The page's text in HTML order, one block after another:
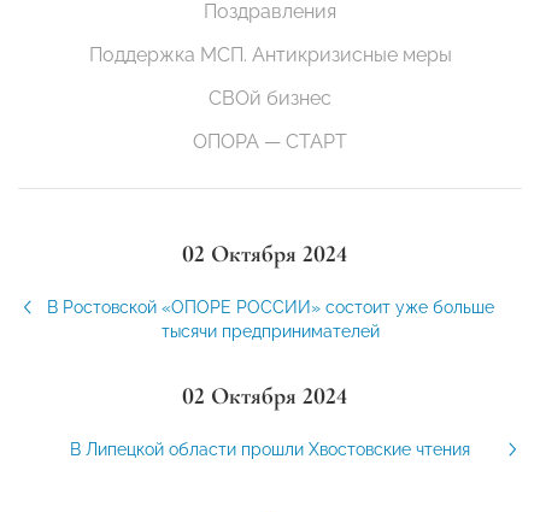
Поздравления
Поддержка МСП. Антикризисные меры
СВОй бизнес
ОПОРА — СТАРТ
02 Октября 2024
В Ростовской «ОПОРЕ РОССИИ» состоит уже больше
тысячи предпринимателей
02 Октября 2024
В Липецкой области прошли Хвостовские чтения